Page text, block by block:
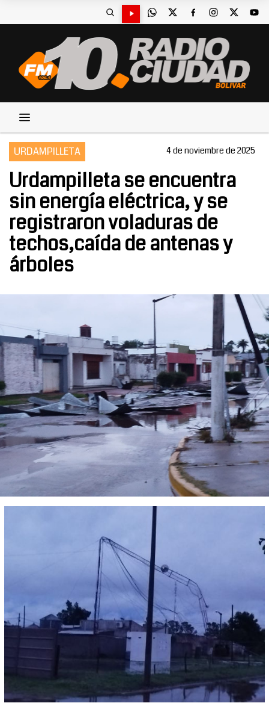
URDAMPILLETA 4 de noviembre de 2025
Urdampilleta se encuentra
sin energía eléctrica, y se
registraron voladuras de
techos,caída de antenas y
árboles